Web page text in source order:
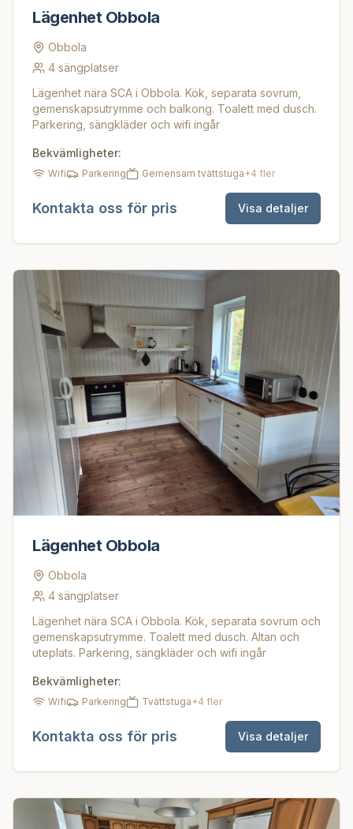
Lägenhet Obbola
Obbola
4 sängplatser
Lägenhet nära SCA i Obbola. Kök, separata sovrum,
gemenskapsutrymme och balkong. Toalett med dusch.
Parkering, sängkläder och wifi ingår
Bekvämligheter:
Wifi Parkering Gemensam tvättstuga+4 fler
Kontakta oss för pris Visa detaljer
Lägenhet Obbola
Obbola
4 sängplatser
Lägenhet nära SCA i Obbola. Kök, separata sovrum och
gemenskapsutrymme. Toalett med dusch. Altan och
uteplats. Parkering, sängkläder och wifi ingår
Bekvämligheter:
Wifi Parkering Tvättstuga+4 fler
Kontakta oss för pris Visa detaljer